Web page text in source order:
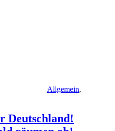
Allgemein,
Deutschland!